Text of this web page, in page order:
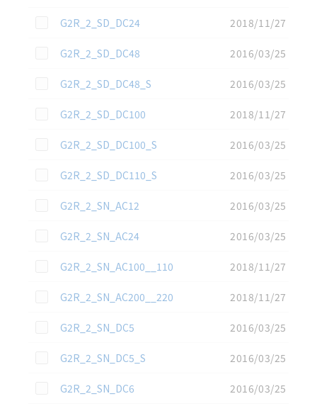
この資料を選択
G2R_2_SD_DC24
2018/11/27
この資料を選択
G2R_2_SD_DC48
2016/03/25
この資料を選択
G2R_2_SD_DC48_S
2016/03/25
この資料を選択
G2R_2_SD_DC100
2018/11/27
この資料を選択
G2R_2_SD_DC100_S
2016/03/25
この資料を選択
G2R_2_SD_DC110_S
2016/03/25
この資料を選択
G2R_2_SN_AC12
2016/03/25
この資料を選択
G2R_2_SN_AC24
2016/03/25
この資料を選択
G2R_2_SN_AC100__110
2018/11/27
この資料を選択
G2R_2_SN_AC200__220
2018/11/27
この資料を選択
G2R_2_SN_DC5
2016/03/25
この資料を選択
G2R_2_SN_DC5_S
2016/03/25
この資料を選択
G2R_2_SN_DC6
2016/03/25